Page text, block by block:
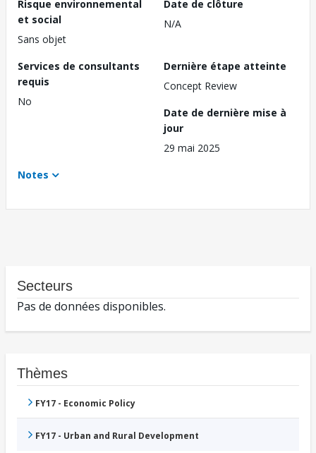
Risque environnemental
et social
Sans objet
Date de clôture
N/A
Services de consultants
requis
No
Dernière étape atteinte
Concept Review
Date de dernière mise à
jour
29 mai 2025
Notes
Secteurs
Pas de données disponibles.
Thèmes
FY17 - Economic Policy
FY17 - Urban and Rural Development